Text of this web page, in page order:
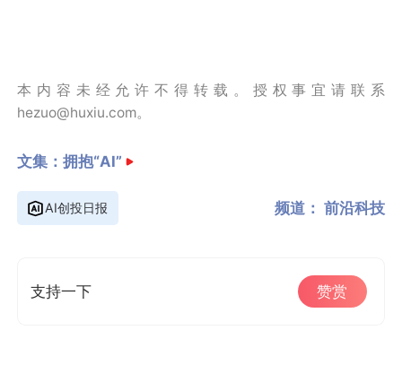
本内容未经允许不得转载。授权事宜请联系
hezuo@huxiu.com。
文集：拥抱“AI”
AI创投日报 频道： 前沿科技
支持一下 赞赏